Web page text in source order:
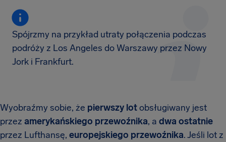
Spójrzmy na przykład utraty połączenia podczas
podróży z Los Angeles do Warszawy przez Nowy
Jork i Frankfurt.
Wyobraźmy sobie, że pierwszy lotobsługiwany jest
przez amerykańskiego przewoźnika, a dwa ostatnie
przez Lufthansę, europejskiego przewoźnika. Jeśli lot z